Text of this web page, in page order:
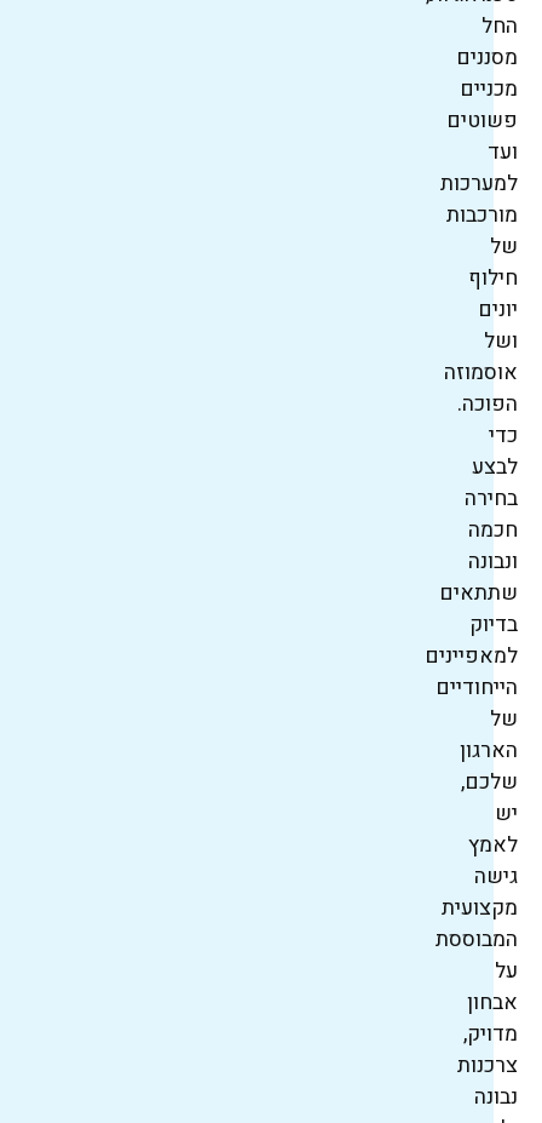
החל
מסננים
מכניים
פשוטים
ועד
למערכות
מורכבות
של
חילוף
יונים
ושל
אוסמוזה
הפוכה.
כדי
לבצע
בחירה
חכמה
ונבונה
שתתאים
בדיוק
למאפיינים
הייחודיים
של
הארגון
שלכם,
יש
לאמץ
גישה
מקצועית
המבוססת
על
אבחון
מדויק,
צרכנות
נבונה